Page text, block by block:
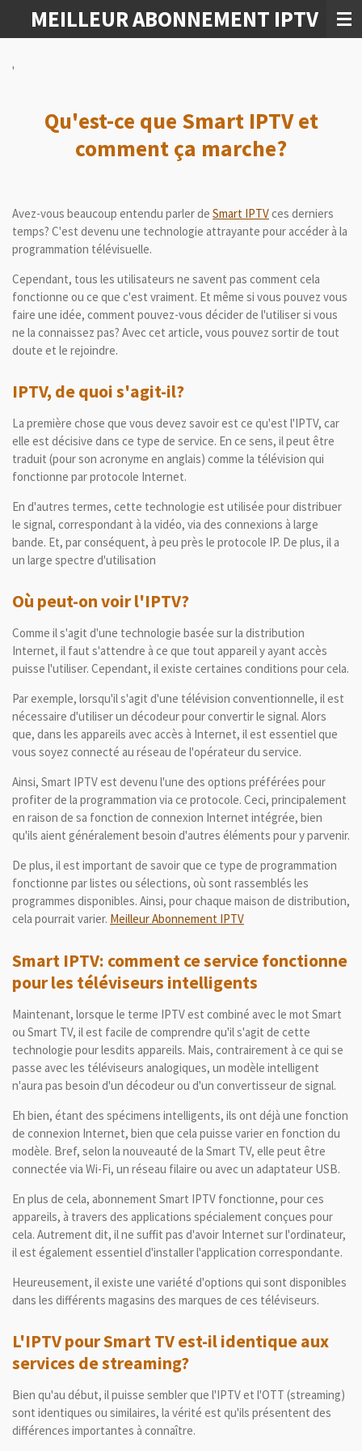
de
MEILLEUR ABONNEMENT IPTV
'
Qu'est-ce que Smart IPTV et
comment ça marche?
Avez-vous beaucoup entendu parler de Smart IPTVces derniers
temps? C'est devenu une technologie attrayante pour accéder à la
programmation télévisuelle.
Cependant, tous les utilisateurs ne savent pas comment cela
fonctionne ou ce que c'est vraiment. Et même si vous pouvez vous
faire une idée, comment pouvez-vous décider de l'utiliser si vous
ne la connaissez pas? Avec cet article, vous pouvez sortir de tout
doute et le rejoindre.
IPTV, de quoi s'agit-il?
La première chose que vous devez savoir est ce qu'est l'IPTV, car
elle est décisive dans ce type de service. En ce sens, il peut être
traduit (pour son acronyme en anglais) comme la télévision qui
fonctionne par protocole Internet.
En d'autres termes, cette technologie est utilisée pour distribuer
le signal, correspondant à la vidéo, via des connexions à large
bande. Et, par conséquent, à peu près le protocole IP. De plus, il a
un large spectre d'utilisation
Où peut-on voir l'IPTV?
Comme il s'agit d'une technologie basée sur la distribution
Internet, il faut s'attendre à ce que tout appareil y ayant accès
puisse l'utiliser. Cependant, il existe certaines conditions pour cela.
Par exemple, lorsqu'il s'agit d'une télévision conventionnelle, il est
nécessaire d'utiliser un décodeur pour convertir le signal. Alors
que, dans les appareils avec accès à Internet, il est essentiel que
vous soyez connecté au réseau de l'opérateur du service.
Ainsi, Smart IPTV est devenu l'une des options préférées pour
profiter de la programmation via ce protocole. Ceci, principalement
en raison de sa fonction de connexion Internet intégrée, bien
qu'ils aient généralement besoin d'autres éléments pour y parvenir.
De plus, il est important de savoir que ce type de programmation
fonctionne par listes ou sélections, où sont rassemblés les
programmes disponibles. Ainsi, pour chaque maison de distribution,
cela pourrait varier. Meilleur Abonnement IPTV
Smart IPTV: comment ce service fonctionne
pour les téléviseurs intelligents
Maintenant, lorsque le terme IPTV est combiné avec le mot Smart
ou Smart TV, il est facile de comprendre qu'il s'agit de cette
technologie pour lesdits appareils. Mais, contrairement à ce qui se
passe avec les téléviseurs analogiques, un modèle intelligent
n'aura pas besoin d'un décodeur ou d'un convertisseur de signal.
Eh bien, étant des spécimens intelligents, ils ont déjà une fonction
de connexion Internet, bien que cela puisse varier en fonction du
modèle. Bref, selon la nouveauté de la Smart TV, elle peut être
connectée via Wi-Fi, un réseau filaire ou avec un adaptateur USB.
En plus de cela, abonnement Smart IPTV fonctionne, pour ces
appareils, à travers des applications spécialement conçues pour
cela. Autrement dit, il ne suffit pas d'avoir Internet sur l'ordinateur,
il est également essentiel d'installer l'application correspondante.
Heureusement, il existe une variété d'options qui sont disponibles
dans les différents magasins des marques de ces téléviseurs.
L'IPTV pour Smart TV est-il identique aux
services de streaming?
Bien qu'au début, il puisse sembler que l'IPTV et l'OTT (streaming)
sont identiques ou similaires, la vérité est qu'ils présentent des
différences importantes à connaître.